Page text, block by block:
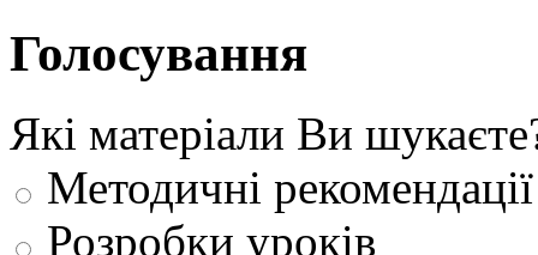
Голосування
Які матеріали Ви
Методичні рекомендації
Розробки уроків